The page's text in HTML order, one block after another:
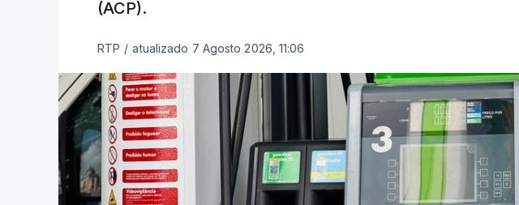
(ACP).
RTP / atualizado 7 Agosto 2026, 11:06